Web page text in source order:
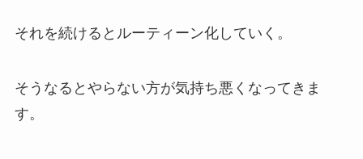
それを続けるとルーティーン化していく。
そうなるとやらない方が気持ち悪くなってきま
す。